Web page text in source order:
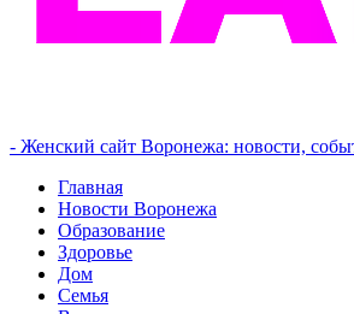
- Женский сайт Воронежа: новости,
Главная
Новости Воронежа
Образование
Здоровье
Дом
Семья